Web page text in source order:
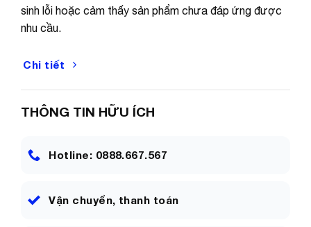
sinh lỗi hoặc cảm thấy sản phẩm chưa đáp ứng được
nhu cầu.
Chi tiết
THÔNG TIN HỮU ÍCH
Hotline: 0888.667.567
Vận chuyển, thanh toán